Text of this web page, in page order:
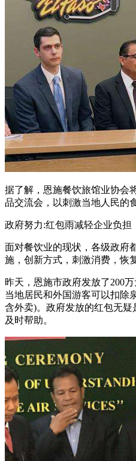
据了解，恩施餐饮旅馆业协会
品交流会，以刺激当地人民的
政府努力:红包雨减轻企业负担
面对餐饮业的现状，各级政府
施，创新方式，刺激消费，恢
昨天，恩施市政府发放了200
当地居民和外国游客可以扣除
含外卖)。政府发放的红包无
及时帮助。